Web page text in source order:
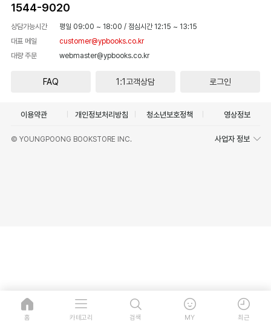
1544-9020
상담가능시간 평일 09:00 ~ 18:00 / 점심시간 12:15 ~ 13:15
대표 메일
customer@ypbooks.co.kr
대량 주문
webmaster@ypbooks.co.kr
FAQ 1:1고객상담 로그인
이용약관 개인정보처리방침 청소년보호정책 영상정보
© YOUNGPOONG BOOKSTORE INC. 사업자 정보
홈 카테고리 검색 MY 최근